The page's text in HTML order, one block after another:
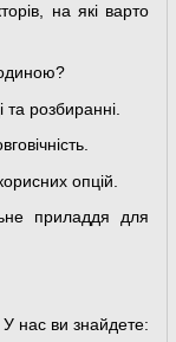
на які варто
та розбиранні.
опцій.
приладдя для
нас ви знайдете: